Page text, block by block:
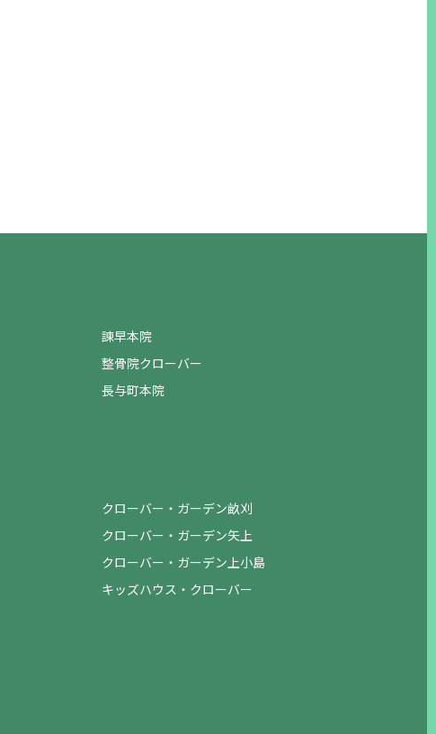
諫早本院
整骨院クローバー
長与町本院
クローバー・ガーデン畝刈
クローバー・ガーデン矢上
クローバー・ガーデン上小島
キッズハウス・クローバー